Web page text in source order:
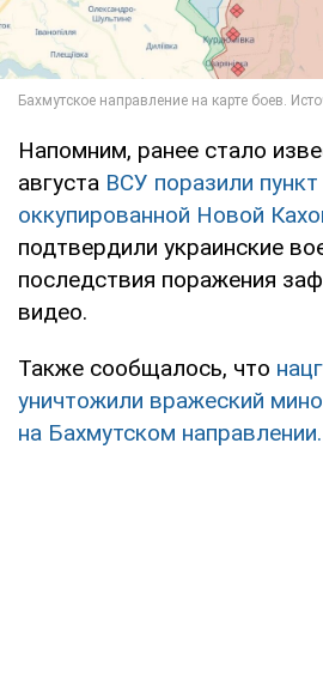
Напомним, ранее стало
августа ВСУ поразили
оккупированной Новой
подтвердили украинские
последствия поражения
видео.
Также сообщалось, что
уничтожили вражеский
на Бахмутском направлении.